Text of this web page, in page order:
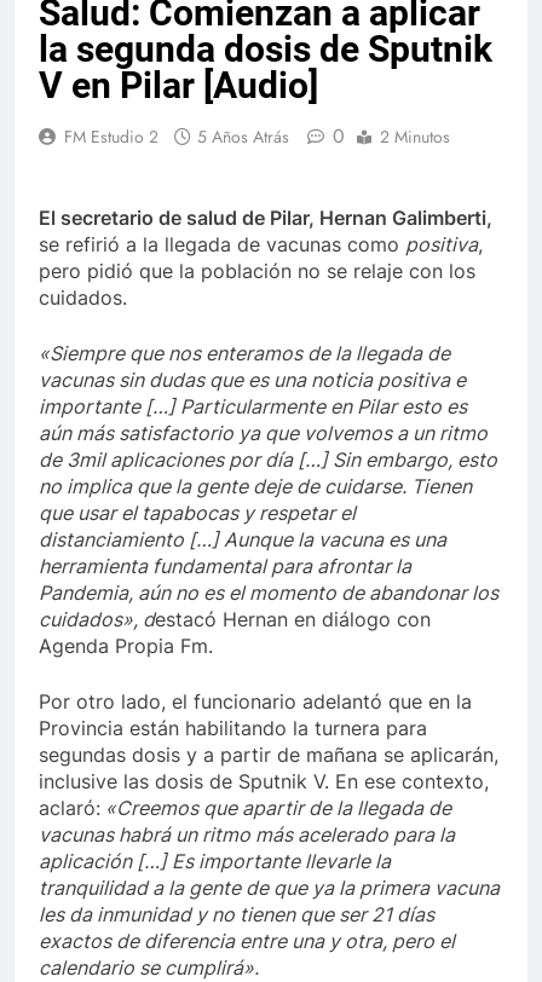
Salud: Comienzan a aplicar
la segunda dosis de Sputnik
V en Pilar [Audio]
FM Estudio 2 5 Años Atrás 0 2 Minutos
El secretario de salud de Pilar, Hernan Galimberti,
se refirió a la llegada de vacunas como positiva,
pero pidió que la población no se relaje con los
cuidados.
«Siempre que nos enteramos de la llegada de
vacunas sin dudas que es una noticia positiva e
importante […] Particularmente en Pilar esto es
aún más satisfactorio ya que volvemos a un ritmo
de 3mil aplicaciones por día […] Sin embargo, esto
no implica que la gente deje de cuidarse. Tienen
que usar el tapabocas y respetar el
distanciamiento […] Aunque la vacuna es una
herramienta fundamental para afrontar la
Pandemia, aún no es el momento de abandonar los
cuidados», destacó Hernan en diálogo con
Agenda Propia Fm.
Por otro lado, el funcionario adelantó que en la
Provincia están habilitando la turnera para
segundas dosis y a partir de mañana se aplicarán,
inclusive las dosis de Sputnik V. En ese contexto,
aclaró: «Creemos que apartir de la llegada de
vacunas habrá un ritmo más acelerado para la
aplicación […] Es importante llevarle la
tranquilidad a la gente de que ya la primera vacuna
les da inmunidad y no tienen que ser 21 días
exactos de diferencia entre una y otra, pero el
calendario se cumplirá».